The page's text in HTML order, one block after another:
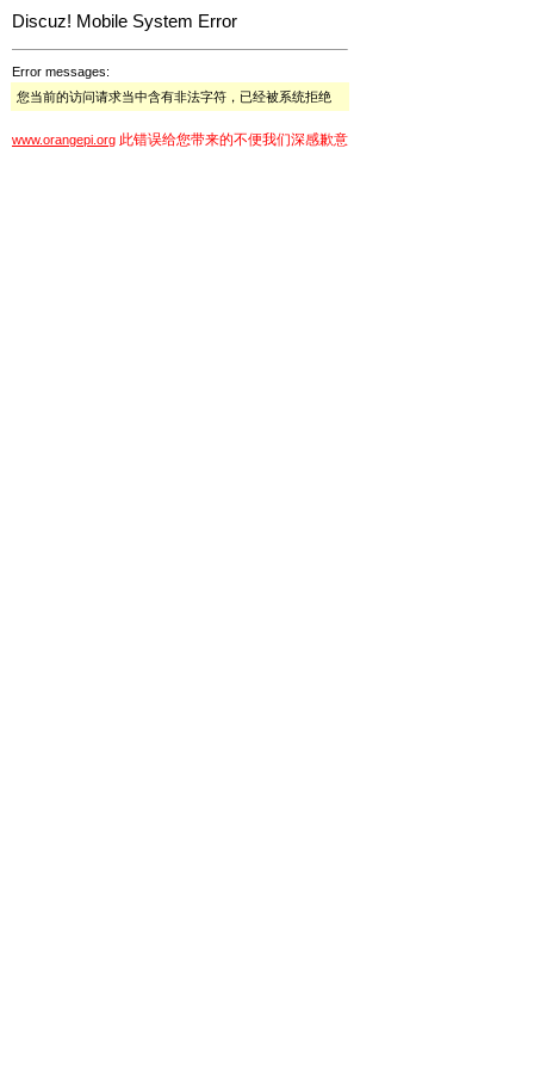
Discuz! Mobile System Error
Error messages:
您当前的访问请求当中含有非法字符，已经被系统拒绝
www.orangepi.org 此错误给您带来的不便我们深感歉意